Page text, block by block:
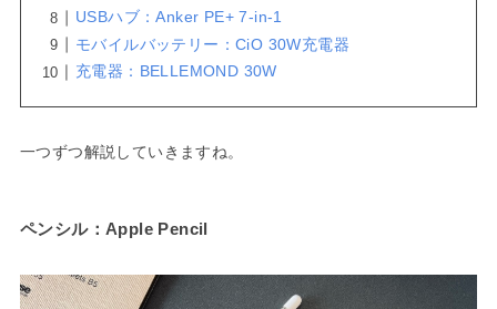
USBハブ：Anker PE+ 7-in-1
モバイルバッテリー：CiO 30W充電器
充電器：BELLEMOND 30W
一つずつ解説していきますね。
ペンシル：Apple Pencil